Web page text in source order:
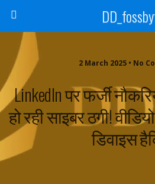
2 March 2025 • No
LinkedIn पर फर्जी
हो रही साइबर ठगी!
डिवाइस